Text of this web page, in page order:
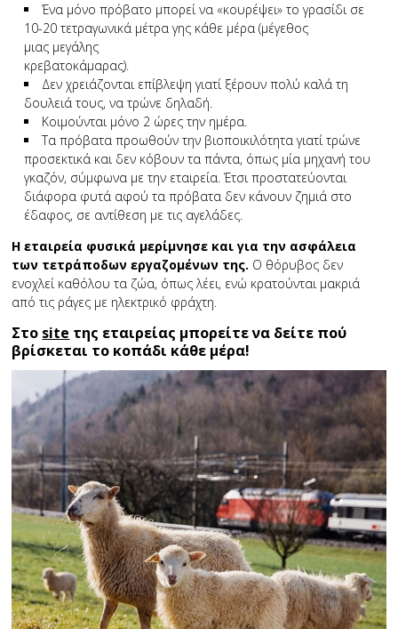
Ένα μόνο πρόβατο μπορεί να «κουρέψει» το γρασίδι σε
10-20 τετραγωνικά μέτρα γης κάθε μέρα (μέγεθος
μιας μεγάλης
κρεβατοκάμαρας).
Δεν χρειάζονται επίβλεψη γιατί ξέρουν πολύ καλά τη
δουλειά τους, να τρώνε δηλαδή.
Κοιμούνται μόνο 2 ώρες την ημέρα.
Τα πρόβατα προωθούν την βιοποικιλότητα γιατί τρώνε
προσεκτικά και δεν κόβουν τα πάντα, όπως μία μηχανή του
γκαζόν, σύμφωνα με την εταιρεία. Έτσι προστατεύονται
διάφορα φυτά αφού τα πρόβατα δεν κάνουν ζημιά στο
έδαφος, σε αντίθεση με τις αγελάδες.
Η εταιρεία φυσικά μερίμνησε και για την ασφάλεια
των τετράποδων εργαζομένων της. Ο θόρυβος δεν
ενοχλεί καθόλου τα ζώα, όπως λέει, ενώ κρατούνται μακριά
από τις ράγες με ηλεκτρικό φράχτη.
Στο site της εταιρείας μπορείτε να δείτε πού
βρίσκεται το κοπάδι κάθε μέρα!